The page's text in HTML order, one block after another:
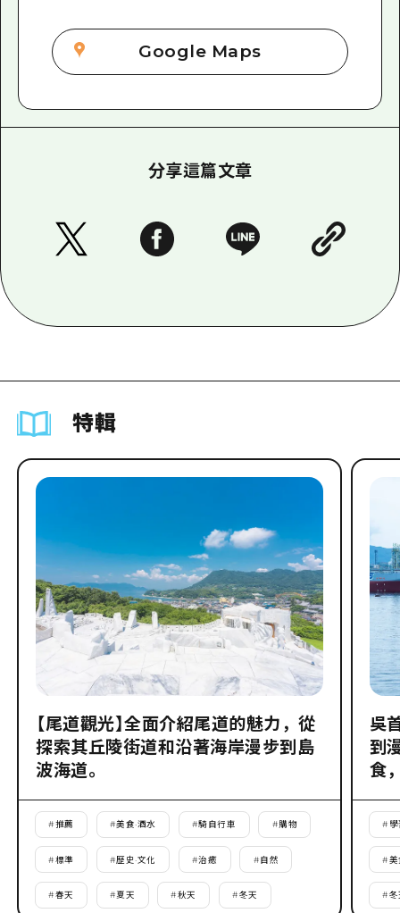
Google Maps
分享這篇文章
特輯
【尾道觀光】全面介紹尾道的魅力，從
探索其丘陵街道和沿著海岸漫步到島
波海道。
#推薦 #美食·酒水 #騎自行車 #購物
#標準 #歷史·文化 #治癒 #自然
#春天 #夏天 #秋天 #冬天
吳
到
食
# 學
#美
#冬